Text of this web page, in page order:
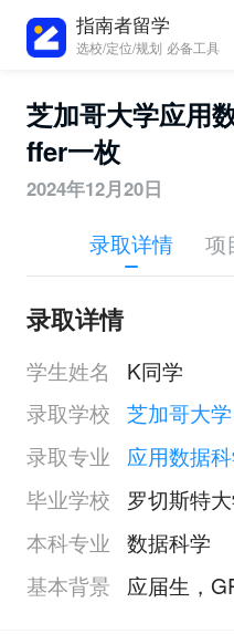
指南者留学
选校/定位/规划 必备工具
芝加哥大学应用
ffer一枚
2024年12月20日
录取详情 项
录取详情
学生姓名
K同学
录取学校 芝加哥大学
录取专业
应用数据
毕业学校
罗切斯特
本科专业 数据科学
基本背景
应届生，